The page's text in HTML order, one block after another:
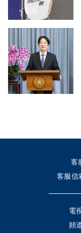
客
客服信
電
頻